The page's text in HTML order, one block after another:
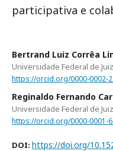
participativa e
Bertrand Luiz Corrêa
Universidade Federal de Juiz
https://orcid.org/0000-0002-
Reginaldo Fernando
Universidade Federal de Juiz
https://orcid.org/0000-0001-
DOI: https://doi.org/